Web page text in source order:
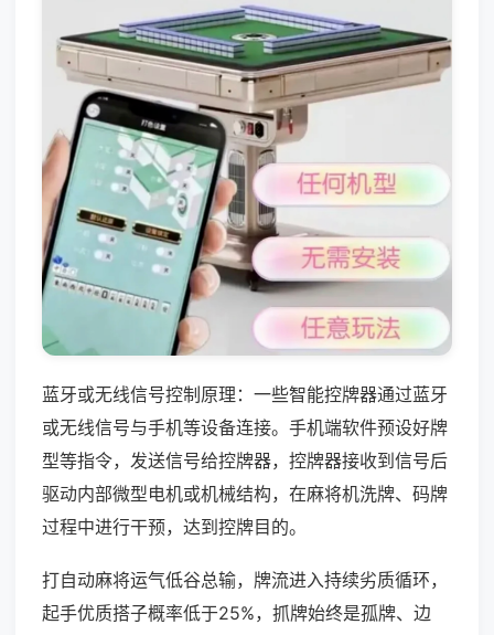
蓝牙或无线信号控制原理：一些智能控牌器通过蓝牙
或无线信号与手机等设备连接。手机端软件预设好牌
型等指令，发送信号给控牌器，控牌器接收到信号后
驱动内部微型电机或机械结构，在麻将机洗牌、码牌
过程中进行干预，达到控牌目的。
打自动麻将运气低谷总输，牌流进入持续劣质循环，
起手优质搭子概率低于25%，抓牌始终是孤牌、边